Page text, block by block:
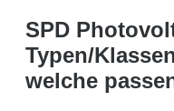
SPD
Typen/
welche